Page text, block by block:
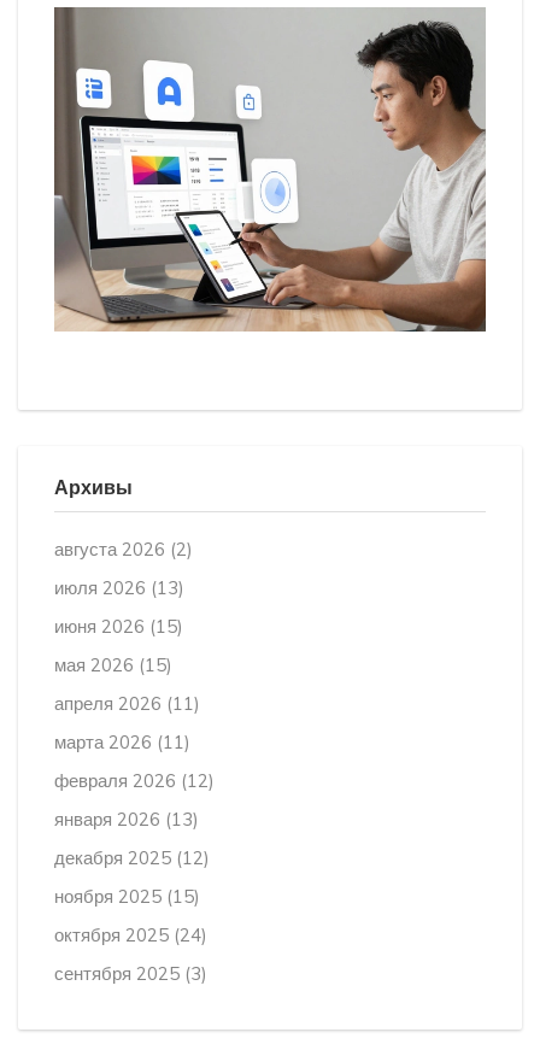
Архивы
августа 2026 (2)
июля 2026 (13)
июня 2026 (15)
мая 2026 (15)
апреля 2026 (11)
марта 2026 (11)
февраля 2026 (12)
января 2026 (13)
декабря 2025 (12)
ноября 2025 (15)
октября 2025 (24)
сентября 2025 (3)